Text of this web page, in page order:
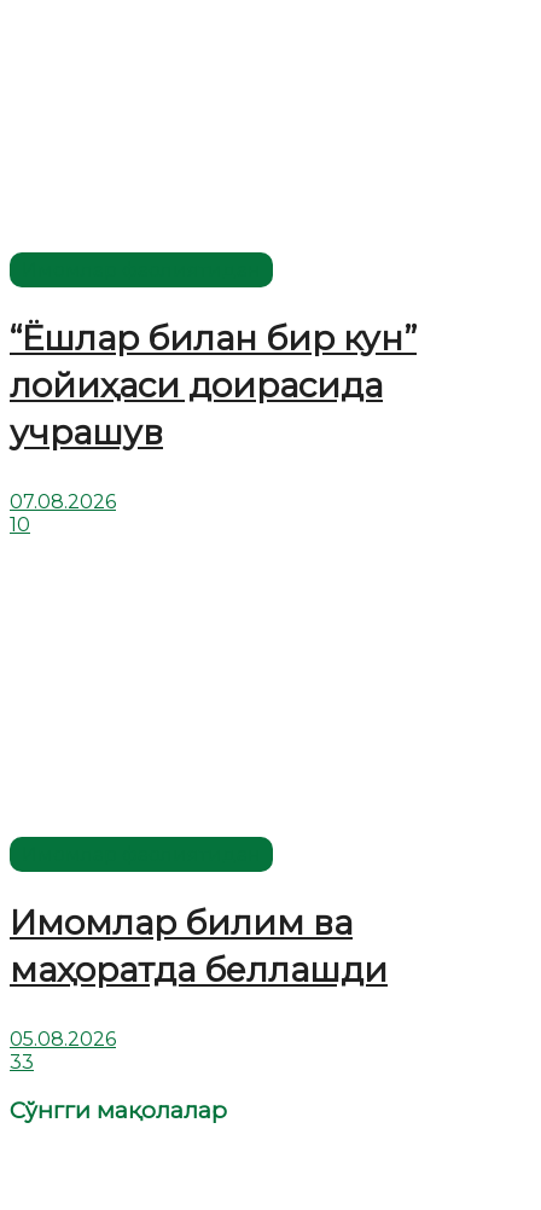
“Ёшлар билан бир кун”
лойиҳаси доирасида
учрашув
07.08.2026
10
Имомлар билим ва
маҳоратда беллашди
05.08.2026
33
Сўнгги мақолалар